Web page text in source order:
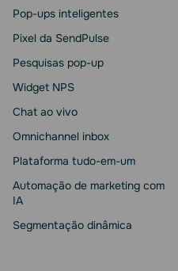
Pop-ups inteligentes
Pixel da SendPulse
Pesquisas pop-up
Widget NPS
Chat ao vivo
Omnichannel inbox
Plataforma tudo-em-um
Automação de marketing com
IA
Segmentação dinâmica